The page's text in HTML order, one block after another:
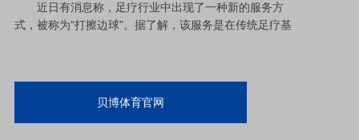
近日有消息称，足疗行业中出现了一种新的服务方
式，被称为“打擦边球”。据了解，该服务是在传统足疗基
贝博体育官网